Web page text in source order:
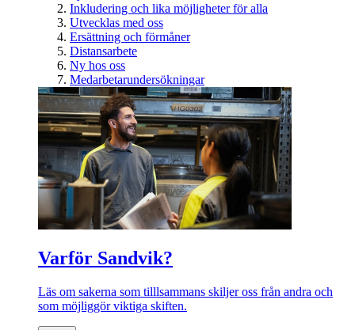
Inkludering och lika möjligheter för alla
Utvecklas med oss
Ersättning och förmåner
Distansarbete
Ny hos oss
Medarbetarundersökningar
Varför Sandvik?
Läs om sakerna som tilllsammans skiljer oss från andra och
som möjliggör viktiga skiften.